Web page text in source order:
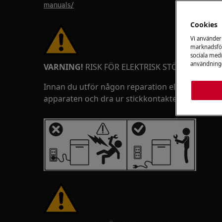
manuals/
VARNING! RISK FÖR ELEKTRISK STÖT
Innan du utför någon reparation eller
apparaten och dra ur stickkontakten ur
Cookies
Vi
sociala